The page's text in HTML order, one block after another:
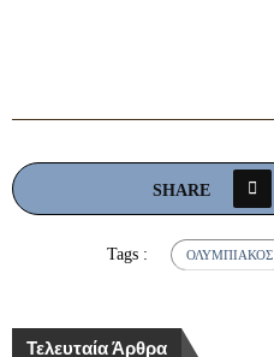
SHARE
Tags : ΟΛΥΜΠΙΑΚΌΣ
Τελευταία Άρθρα